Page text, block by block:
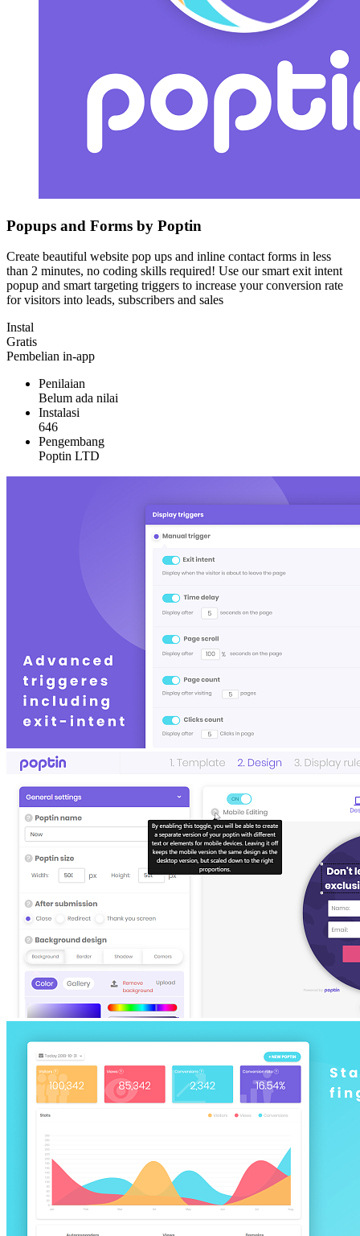
Popups and Forms by Poptin
Create beautiful website pop ups and inline contact forms in less
than 2 minutes, no coding skills required! Use our smart exit intent
popup and smart targeting triggers to increase your conversion rate
for visitors into leads, subscribers and sales
Instal
Gratis
Pembelian in-app
Penilaian
Belum ada nilai
Instalasi
646
Pengembang
Poptin LTD